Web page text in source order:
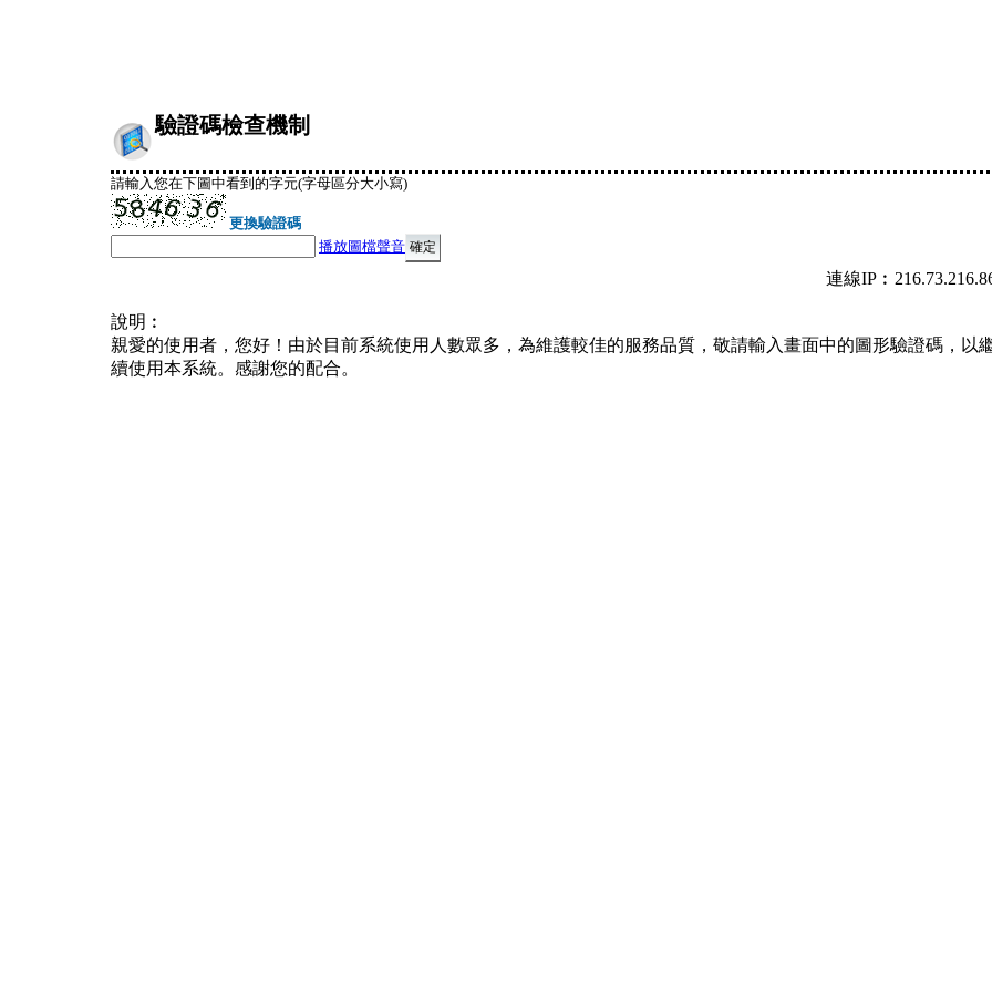
驗證碼檢查機制
請輸入您在下圖中看到的字元(字母區分大小寫)
更換驗證碼
播放圖檔聲音
連線
說明︰
親愛的使用者，您好！由於目前系統使用人數眾多，為維護較佳的服務品質，敬請輸入畫面中的圖形驗證碼，以
續使用本系統。感謝您的配合。